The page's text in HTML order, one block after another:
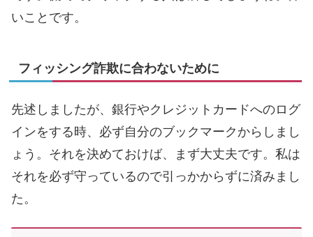
いことです。
フィッシング詐欺に合わないために
先述しましたが、銀行やクレジットカードへのログ
インをする時、必ず自分のブックマークからしまし
ょう。それを決めておけば、まず大丈夫です。私は
それを必ず守っているので引っかからずに済みまし
た。